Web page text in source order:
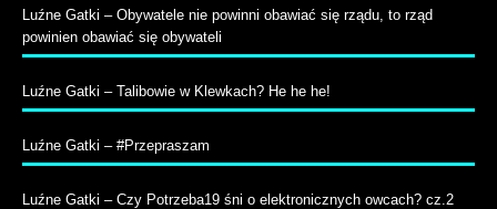
Luźne Gatki – Obywatele nie powinni obawiać się rządu, to rząd
powinien obawiać się obywateli
Luźne Gatki – Talibowie w Klewkach? He he he!
Luźne Gatki – #Przepraszam
Luźne Gatki – Czy Potrzeba19 śni o elektronicznych owcach? cz.2